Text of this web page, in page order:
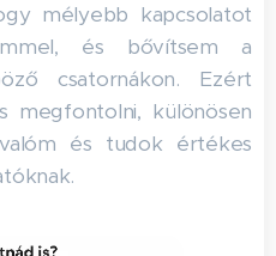
mélyebb kapcsolatot
és bővítsem a
csatornákon. Ezért
megfontolni, különösen
és tudok értékes